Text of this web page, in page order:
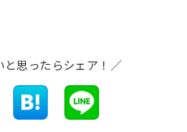
と思ったらシェア！／